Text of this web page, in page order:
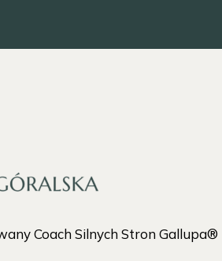
Coach Silnych Stron Gallupa®